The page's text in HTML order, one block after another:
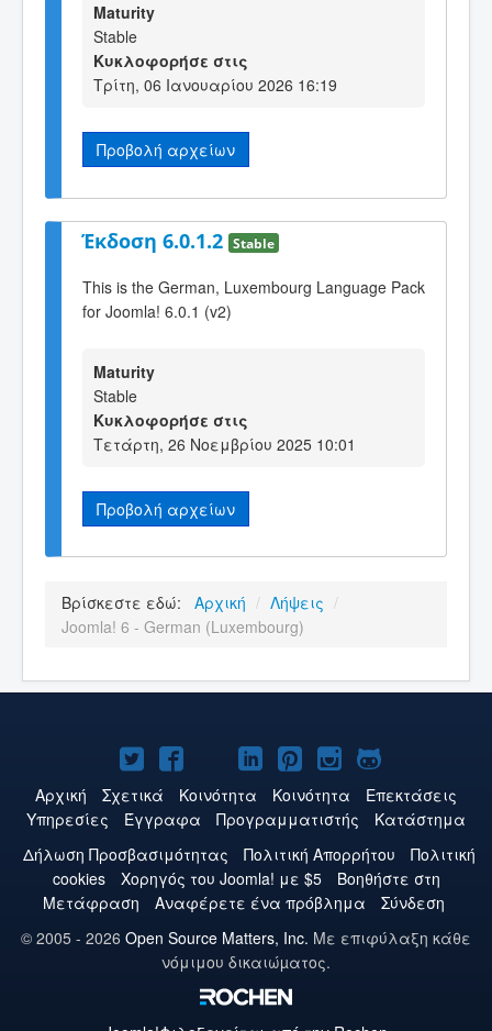
Maturity
Stable
Κυκλοφορήσε στις
Τρίτη, 06 Ιανουαρίου 2026 16:19
Προβολή αρχείων
Έκδοση 6.0.1.2 Stable
This is the German, Luxembourg Language Pack
for Joomla! 6.0.1 (v2)
Maturity
Stable
Κυκλοφορήσε στις
Τετάρτη, 26 Νοεμβρίου 2025 10:01
Προβολή αρχείων
Βρίσκεστε εδώ: Αρχική / Λήψεις /
Joomla! 6 - German (Luxembourg)
Το
Joomla!
στο
Twitter
Το
Joomla!
στο
Facebook
Joomla!
στο
YouTube
Το
Joomla!
στο
LinkedIn
Το
Joomla!
στο
Pinterest
Το
Joomla!
στο
Instagram
Το
Joomla!
στο
GitHub
Αρχική Σχετικά Κοινότητα Κοινότητα
Επεκτάσεις
Υπηρεσίες
Έγγραφα Προγραμματιστής
Κατάστημα
Δήλωση Προσβασιμότητας
Πολιτική Aπορρήτου
Πολιτική
cookies
Χορηγός του Joomla! με $5
Βοηθήστε στη
Μετάφραση
Αναφέρετε ένα πρόβλημα
Σύνδεση
© 2005 - 2026 Open Source Matters, Inc. Με επιφύλαξη κάθε
νόμιμου δικαιώµατος.